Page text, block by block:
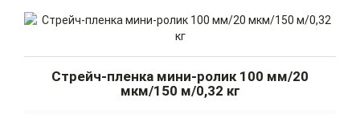
Стрейч-пленка мини-ролик 100 мм/20
мкм/150 м/0,32 кг